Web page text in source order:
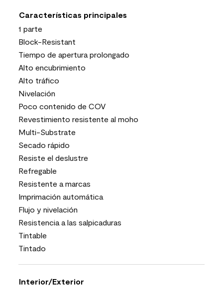
Características principales
1 parte
Block-Resistant
Tiempo de apertura prolongado
Alto encubrimiento
Alto tráfico
Nivelación
Poco contenido de COV
Revestimiento resistente al moho
Multi-Substrate
Secado rápido
Resiste el deslustre
Refregable
Resistente a marcas
Imprimación automática
Flujo y nivelación
Resistencia a las salpicaduras
Tintable
Tintado
Interior/Exterior